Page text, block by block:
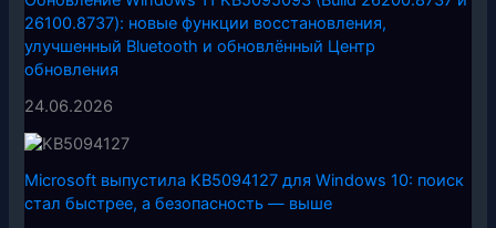
26100.8737): новые функции восстановления,
улучшенный Bluetooth и обновлённый Центр
обновления
24.06.2026
Microsoft выпустила KB5094127 для Windows 10: поиск
стал быстрее, а безопасность — выше